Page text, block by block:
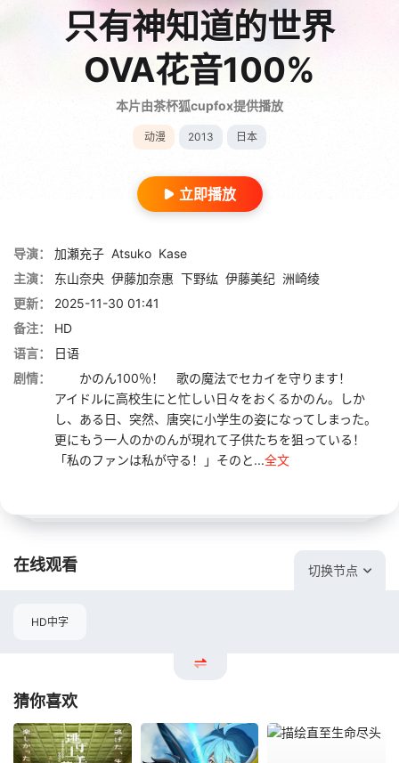
只有神知道的世界
OVA花音100%
本片由茶杯狐cupfox提供播放
动漫 2013 日本
立即播放
导演： 加瀬充子 Atsuko Kase
主演：
东山奈央 伊藤加奈惠 下野纮 伊藤美纪 洲崎绫
更新：
2025-11-30 01:41
备注：
HD
语言：
日语
剧情：
かのん100％！ 歌の魔法でセカイを守ります！
アイドルに高校生にと忙しい日々をおくるかのん。しか
し、ある日、突然、唐突に小学生の姿になってしまった。
更にもう一人のかのんが現れて子供たちを狙っている！
「私のファンは私が守る！」そのと...全文
在线观看 切换节点
HD中字
猜你喜欢